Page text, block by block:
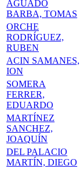
AGUADO
BARBA, TOMAS
ORCHE
RODRÍGUEZ,
RUBEN
ACIN SAMANES,
ION
SOMERA
FERRER,
EDUARDO
MARTÍNEZ
SANCHEZ,
JOAQUÍN
DEL PALACIO
MARTÍN, DIEGO